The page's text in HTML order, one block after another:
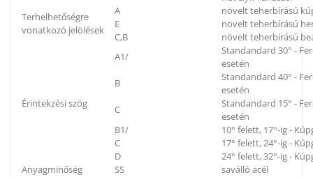
Terhelhetőségre
vonatkozó jelölések
A
növelt teherbírású
E
növelt teherbírású
C,B
növelt teherbírású
Érintekzési szög
A1/
Standandard 30° -
esetén
B
Standandard 40° -
esetén
C
Standandard 15° -
esetén
B1/
10° felett, 17°-ig -
C
17° felett, 24°-ig -
D
24° felett, 32°-ig -
Anyagminőség
SS saválló acél